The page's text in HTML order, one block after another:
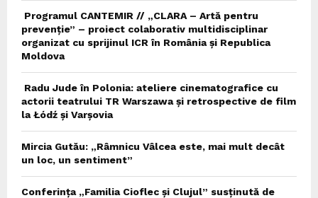
Programul CANTEMIR // „CLARA – Artă pentru
prevenție” – proiect colaborativ multidisciplinar
organizat cu sprijinul ICR în România și Republica
Moldova
Radu Jude în Polonia: ateliere cinematografice cu
actorii teatrului TR Warszawa și retrospective de film
la Łódź și Varșovia
Mircia Gutău: „Râmnicu Vâlcea este, mai mult decât
un loc, un sentiment”
Conferința „Familia Cioflec și Clujul” susținută de